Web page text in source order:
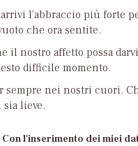
l'abbraccio più forte
che ora sentite.
il nostro affetto possa
difficile momento.
sempre nei nostri cuori.
lieve.
Con l'inserimento dei miei